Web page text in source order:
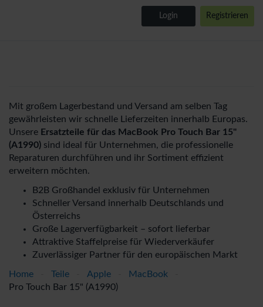
Login Registrieren
Mit großem Lagerbestand und Versand am selben Tag
gewährleisten wir schnelle Lieferzeiten innerhalb Europas.
Unsere Ersatzteile für das MacBook Pro Touch Bar 15"
(A1990) sind ideal für Unternehmen, die professionelle
Reparaturen durchführen und ihr Sortiment effizient
erweitern möchten.
B2B Großhandel exklusiv für Unternehmen
Schneller Versand innerhalb Deutschlands und
Österreichs
Große Lagerverfügbarkeit – sofort lieferbar
Attraktive Staffelpreise für Wiederverkäufer
Zuverlässiger Partner für den europäischen Markt
Home Teile Apple MacBook
Pro Touch Bar 15" (A1990)